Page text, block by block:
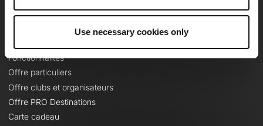
Use necessary cookies only
Fonctionnalités
Offre particuliers
Offre clubs et organisateurs
Offre PRO Destinations
Carte cadeau